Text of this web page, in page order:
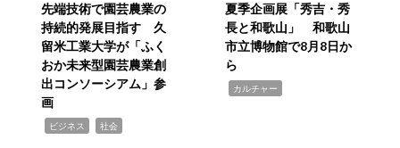
先端技術で園芸農業の
持続的発展目指す 久
留米工業大学が「ふく
おか未来型園芸農業創
出コンソーシアム」参
画
ビジネス 社会
夏季企画展「秀吉・秀
長と和歌山」 和歌山
市立博物館で8月8日か
ら
カルチャー